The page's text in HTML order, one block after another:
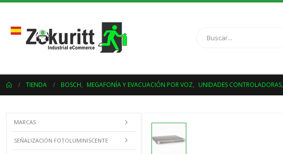
TIENDA BOSCH, MEGAFONÍA Y EVACUACIÓN POR VOZ, UNIDADES CONTROLADORAS,
MARCAS
SEÑALIZACIÓN FOTOLUMINISCENTE